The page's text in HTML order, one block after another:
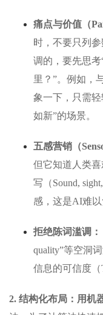
痛点与价值（
时，不要只列
调的，要先思
里？”。例如，
象一下，只需
如新”的场景。
五感营销（
但它知道人类
写（Sound,
感，这是AI难以
拒绝陈词滥调：
quality”等空洞
信息的可信度（
2. 结构化布局：用机